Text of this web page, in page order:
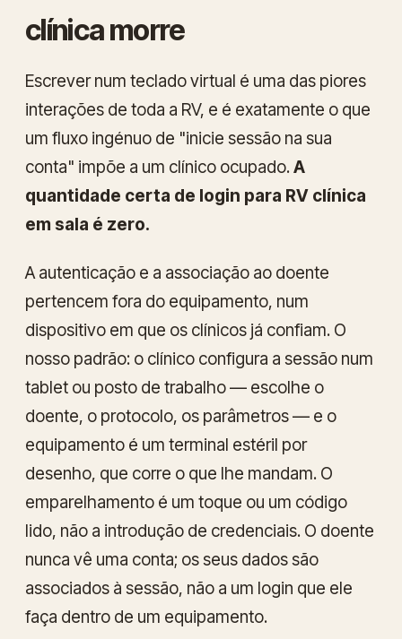
clínica morre
Escrever num teclado virtual é uma das piores
interações de toda a RV, e é exatamente o que
um fluxo ingénuo de "inicie sessão na sua
conta" impõe a um clínico ocupado.A
quantidade certa de login para RV clínica
em sala é zero.
A autenticação e a associação ao doente
pertencem fora do equipamento, num
dispositivo em que os clínicos já confiam. O
nosso padrão: o clínico configura a sessão num
tablet ou posto de trabalho — escolhe o
doente, o protocolo, os parâmetros — e o
equipamento é um terminal estéril por
desenho, que corre o que lhe mandam. O
emparelhamento é um toque ou um código
lido, não a introdução de credenciais. O doente
nunca vê uma conta; os seus dados são
associados à sessão, não a um login que ele
faça dentro de um equipamento.